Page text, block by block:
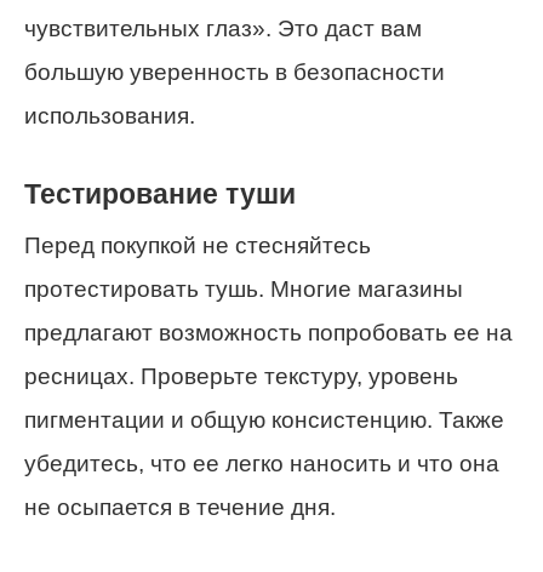
чувствительных глаз». Это даст вам
большую уверенность в безопасности
использования.
Тестирование туши
Перед покупкой не стесняйтесь
протестировать тушь. Многие магазины
предлагают возможность попробовать ее на
ресницах. Проверьте текстуру, уровень
пигментации и общую консистенцию. Также
убедитесь, что ее легко наносить и что она
не осыпается в течение дня.